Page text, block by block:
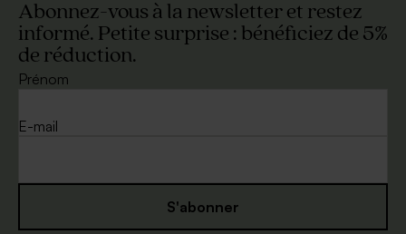
Abonnez-vous à la newsletter et restez
informé. Petite surprise : bénéficiez de 5%
de réduction.
Prénom
E-mail
S'abonner